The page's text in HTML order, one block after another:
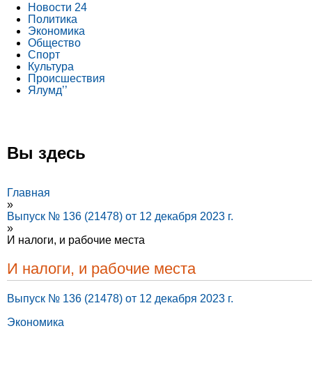
Новости 24
Политика
Экономика
Общество
Спорт
Культура
Происшествия
Ялумд’’
Вы здесь
Главная
»
Выпуск № 136 (21478) от 12 декабря 2023 г.
»
И налоги, и рабочие места
И налоги, и рабочие места
Выпуск № 136 (21478) от 12 декабря 2023 г.
Экономика